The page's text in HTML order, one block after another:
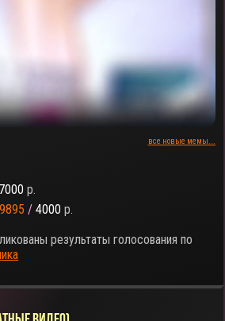
все новые мемы...
7000 р.
/ 4000 р.
результаты голосования по